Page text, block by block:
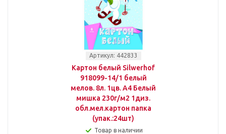
Артикул: 442833
Картон белый Silwerhof
918099-14/1 белый
мелов. 8л. 1цв. A4 Белый
мишка 230г/м2 1диз.
обл.мел.картон папка
(упак.:24шт)
Товар в наличии